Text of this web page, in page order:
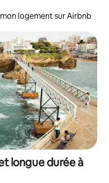
logement sur Airbnb
longue durée à